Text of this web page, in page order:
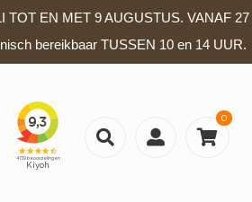
TOT EN MET 9 AUGUSTUS. VANAF 27
bereikbaar TUSSEN 10 en 14 UUR.
0